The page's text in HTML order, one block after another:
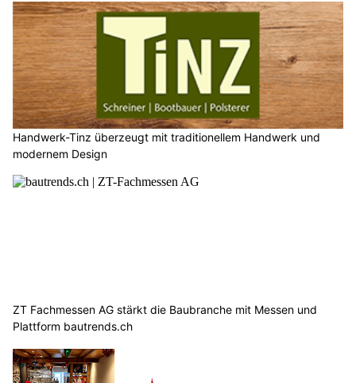
Handwerk-Tinz überzeugt mit traditionellem Handwerk und
modernem Design
ZT Fachmessen AG stärkt die Baubranche mit Messen und
Plattform bautrends.ch